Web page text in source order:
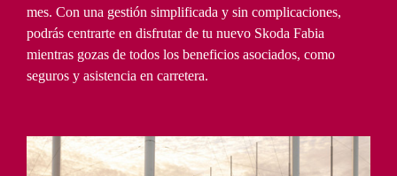
mes. Con una gestión simplificada y sin complicaciones,
podrás centrarte en disfrutar de tu nuevo Skoda Fabia
mientras gozas de todos los beneficios asociados, como
seguros y asistencia en carretera.